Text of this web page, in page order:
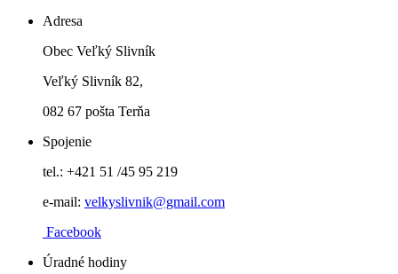
Adresa
Obec Veľký Slivník
Veľký Slivník 82,
082 67 pošta Terňa
Spojenie
tel.: +421 51 /45 95 219
e-mail: velkyslivnik@gmail.com
Facebook
Úradné hodiny